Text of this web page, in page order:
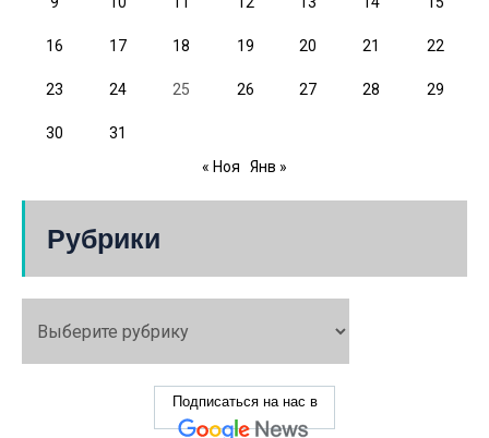
16 17 18 19 20 21 22
23 24 25 26 27 28 29
30
31
« Ноя
Янв »
Рубрики
Подписаться на нас в